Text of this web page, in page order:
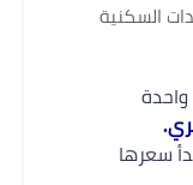
السكنية
سعرها